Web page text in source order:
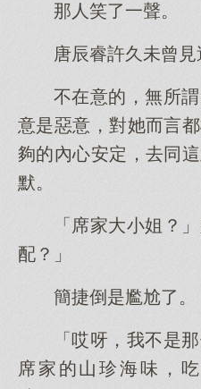
那人笑了一聲。
唐辰睿許久未曾見
不在意的，無所
意是惡意，對她而言
夠的內心安定，去同
默。
「席家大小姐？
配？」
簡捷倒是尷尬了。
「哎呀，我不是
席家的山珍海味，